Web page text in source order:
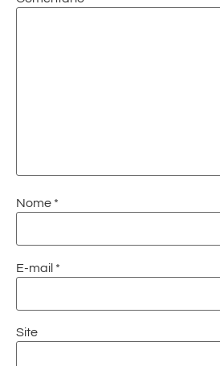
Nome *
E-mail *
Site